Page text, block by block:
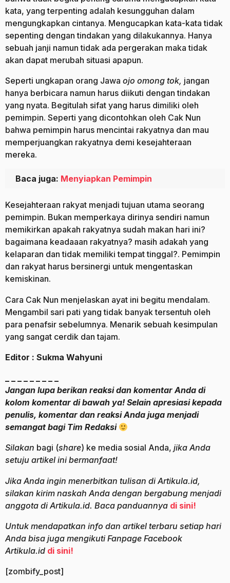
kata, yang terpenting adalah kesungguhan dalam
mengungkapkan cintanya. Mengucapkan kata-kata tidak
sepenting dengan tindakan yang dilakukannya. Hanya
sebuah janji namun tidak ada pergerakan maka tidak
akan dapat merubah situasi apapun.
Seperti ungkapan orang Jawa ojo omong tok, jangan
hanya berbicara namun harus diikuti dengan tindakan
yang nyata. Begitulah sifat yang harus dimiliki oleh
pemimpin. Seperti yang dicontohkan oleh Cak Nun
bahwa pemimpin harus mencintai rakyatnya dan mau
memperjuangkan rakyatnya demi kesejahteraan
mereka.
Baca juga: Menyiapkan Pemimpin
Kesejahteraan rakyat menjadi tujuan utama seorang
pemimpin. Bukan memperkaya dirinya sendiri namun
memikirkan apakah rakyatnya sudah makan hari ini?
bagaimana keadaaan rakyatnya? masih adakah yang
kelaparan dan tidak memiliki tempat tinggal?. Pemimpin
dan rakyat harus bersinergi untuk mengentaskan
kemiskinan.
Cara Cak Nun menjelaskan ayat ini begitu mendalam.
Mengambil sari pati yang tidak banyak tersentuh oleh
para penafsir sebelumnya. Menarik sebuah kesimpulan
yang sangat cerdik dan tajam.
Editor : Sukma Wahyuni
Jangan lupa berikan reaksi dan komentar Anda di
kolom komentar di bawah ya! Selain apresiasi kepada
penulis, komentar dan reaksi Anda juga menjadi
semangat bagi Tim Redaksi
Silakan bagi (share) ke media sosial Anda, jika Anda
setuju artikel ini bermanfaat!
Jika Anda ingin menerbitkan tulisan di Artikula.id,
silakan kirim naskah Anda dengan bergabung menjadi
anggota di Artikula.id. Baca panduannya di sini!
Untuk mendapatkan info dan artikel terbaru setiap hari
Anda bisa juga mengikuti Fanpage Facebook
Artikula.id di sini!
[zombify_post]